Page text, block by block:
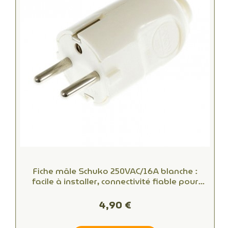
Fiche mâle Schuko 250VAC/16A blanche :
facile à installer, connectivité fiable pour
4,90 €